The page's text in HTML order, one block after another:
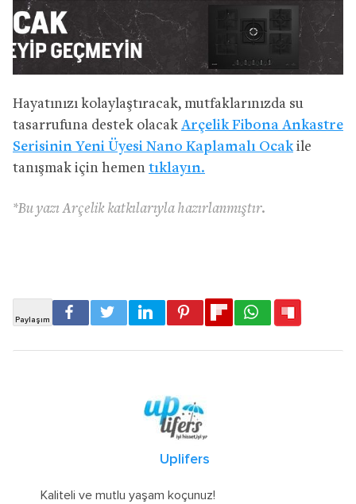
Hayatınızı kolaylaştıracak, mutfaklarınızda su
tasarrufuna destek olacak Arçelik Fibona Ankastre
Serisinin Yeni Üyesi Nano Kaplamalı Ocak ile
tanışmak için hemen tıklayın.
*Bu yazı Arçelik katkılarıyla hazırlanmıştır.
Uplifers
Kaliteli ve mutlu yaşam koçunuz!